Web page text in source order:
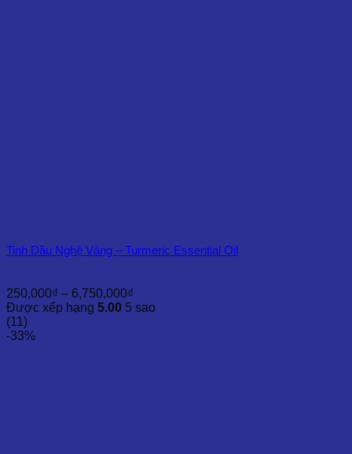
Tinh Dầu Nghệ Vàng – Turmeric Essential Oil
250,000₫ – 6,750,000₫
giá:
Được xếp hạng 5.00 5 sao
(11)
-33%